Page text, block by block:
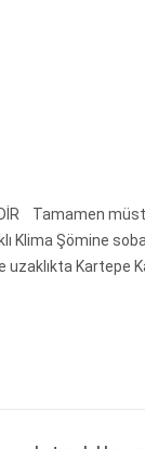
Tamamen
Klima Şömine
Kartepe